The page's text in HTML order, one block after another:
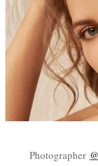
Photographer